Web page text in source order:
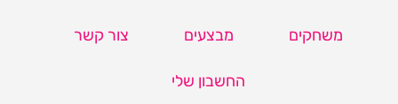
משחקים מבצעים צור קשר
החשבון שלי